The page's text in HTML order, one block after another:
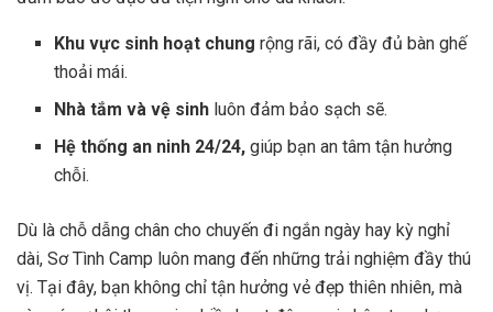
Khu vực sinh hoạt chung rộng rãi, có đầy đủ bàn ghế
thoải mái.
Nhà tắm và vệ sinh luôn đảm bảo sạch sẽ.
Hệ thống an ninh 24/24, giúp bạn an tâm tận hưởng
chỗi.
Dù là chỗ dẫng chân cho chuyến đi ngắn ngày hay kỳ nghỉ
dài, Sơ Tình Camp luôn mang đến những trải nghiệm đầy thú
vị. Tại đây, bạn không chỉ tận hưởng vẻ đẹp thiên nhiên, mà